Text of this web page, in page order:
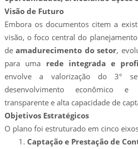
Visão de Futuro
Embora os documentos citem a
visão, o foco central do
deamadurecimento do setor,
para uma rede integrada e
envolve a valorização do 3°
desenvolvimento econômico
transparente e alta capacidade de
Objetivos Estratégicos
O plano foi estruturado em cinco
Captação e Prestação de